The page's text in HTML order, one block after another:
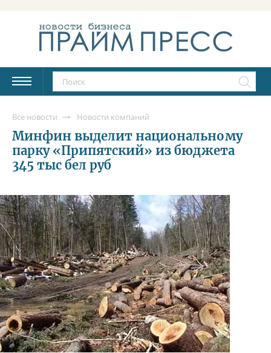
Все новости Новости компаний
Минфин выделит национальному
парку «Припятский» из бюджета
345 тыс бел руб